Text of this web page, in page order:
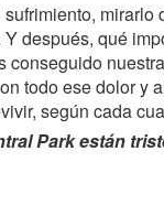
mirarlo
después, qué
conseguido
todo ese dolor y
según cada
Park están